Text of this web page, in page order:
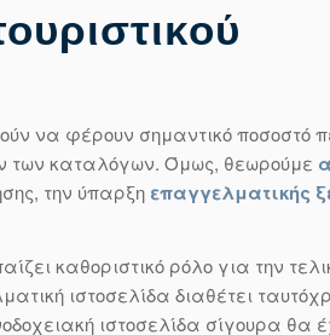
να φέρουν σημαντικό ποσοστό
των καταλόγων. Όμως, θεωρούμε
την ύπαρξη επαγγελματικής
καθοριστικό ρόλο για την
ιστοσελίδα διαθέτει
ιστοσελίδα σίγουρα θα